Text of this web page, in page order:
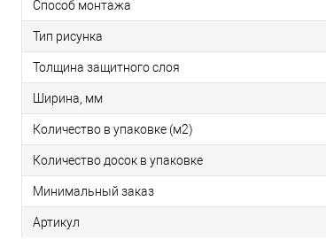
Способ монтажа
Тип рисунка
Толщина защитного слоя
Ширина, мм
Количество в упаковке (м2)
Количество досок в упаковке
Минимальный заказ
Артикул